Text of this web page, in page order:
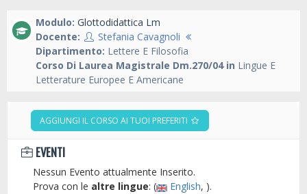
Modulo: Glottodidattica Lm
Docente:
Stefania Cavagnoli
Dipartimento: Lettere E Filosofia
Corso Di Laurea Magistrale Dm.270/04 in Lingue E
Letterature Europee E Americane
AGGIUNGI IL CORSO AI TUOI PREFERITI
EVENTI
Nessun Evento attualmente Inserito.
Prova con le altre lingue: ( English, ).